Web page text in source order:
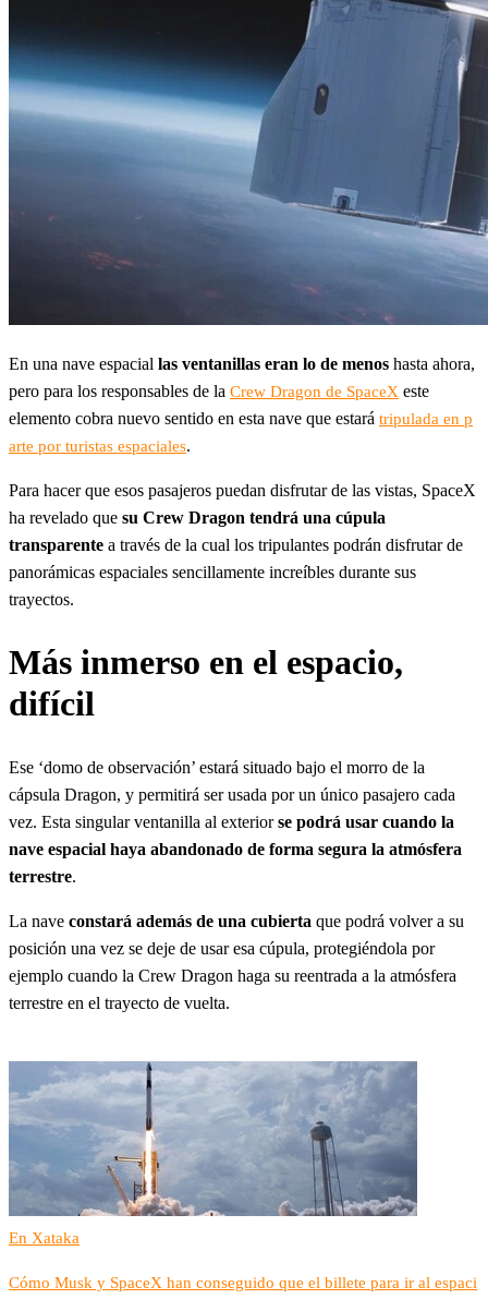
En una nave espacial las ventanillas eran lo de menos hasta ahora,
pero para los responsables de la Crew Dragon de SpaceX este
elemento cobra nuevo sentido en esta nave que estará tripulada en p
arte por turistas espaciales.
Para hacer que esos pasajeros puedan disfrutar de las vistas, SpaceX
ha revelado que su Crew Dragon tendrá una cúpula
transparente a través de la cual los tripulantes podrán disfrutar de
panorámicas espaciales sencillamente increíbles durante sus
trayectos.
Más inmerso en el espacio,
difícil
Ese ‘domo de observación’ estará situado bajo el morro de la
cápsula Dragon, y permitirá ser usada por un único pasajero cada
vez. Esta singular ventanilla al exteriorse podrá usar cuando la
nave espacial haya abandonado de forma segura la atmósfera
terrestre.
La nave constará además de una cubierta que podrá volver a su
posición una vez se deje de usar esa cúpula, protegiéndola por
ejemplo cuando la Crew Dragon haga su reentrada a la atmósfera
terrestre en el trayecto de vuelta.
En Xataka
Cómo Musk y SpaceX han conseguido que el billete para ir al espaci